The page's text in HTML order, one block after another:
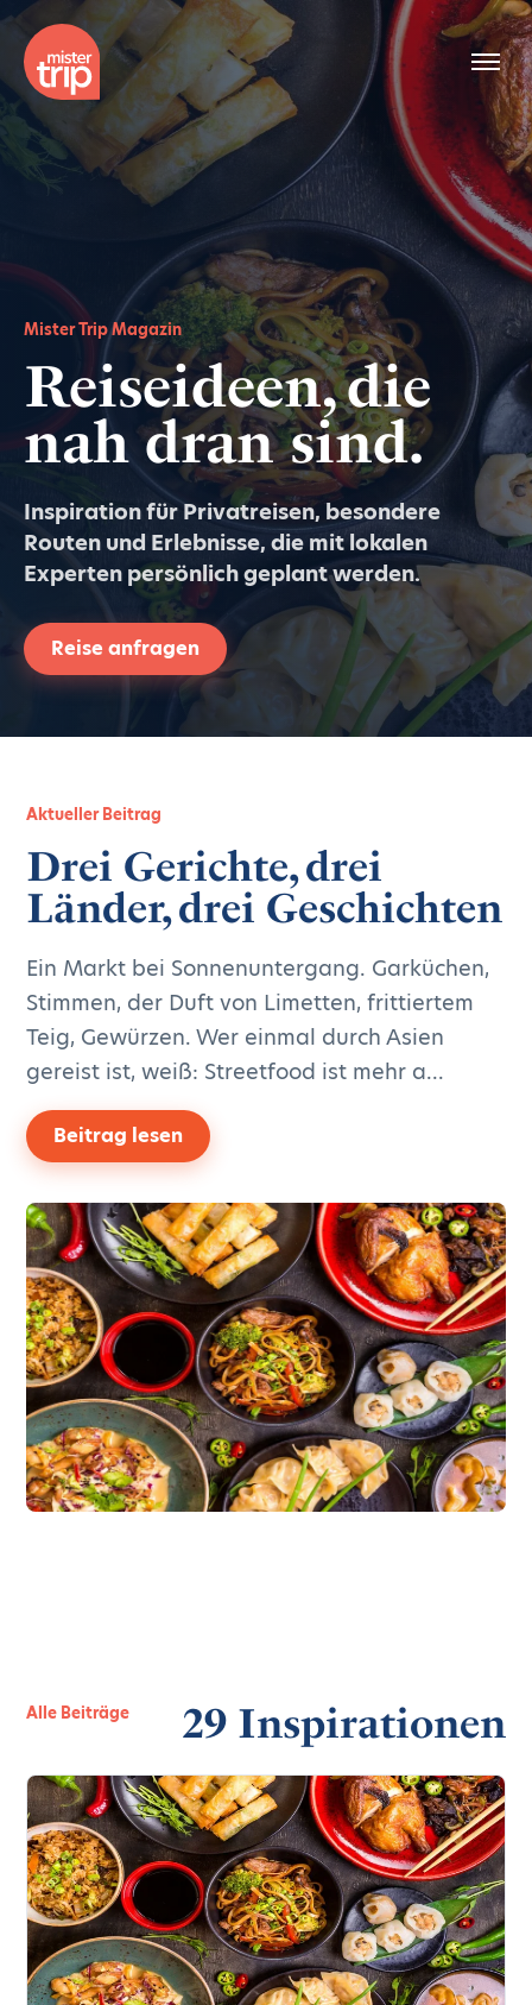
Mister Trip Magazin
Reiseideen, die
nah dran sind.
Inspiration für Privatreisen, besondere
Routen und Erlebnisse, die mit lokalen
Experten persönlich geplant werden.
Reise anfragen
Aktueller Beitrag
Drei Gerichte, drei
Länder, drei Geschichten
Ein Markt bei Sonnenuntergang. Garküchen,
Stimmen, der Duft von Limetten, frittiertem
Teig, Gewürzen. Wer einmal durch Asien
gereist ist, weiß: Streetfood ist mehr a...
Beitrag lesen
Alle Beiträge 29 Inspirationen